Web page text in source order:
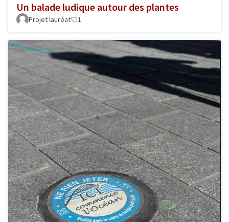
Un balade ludique autour des plantes
Projet lauréat 1